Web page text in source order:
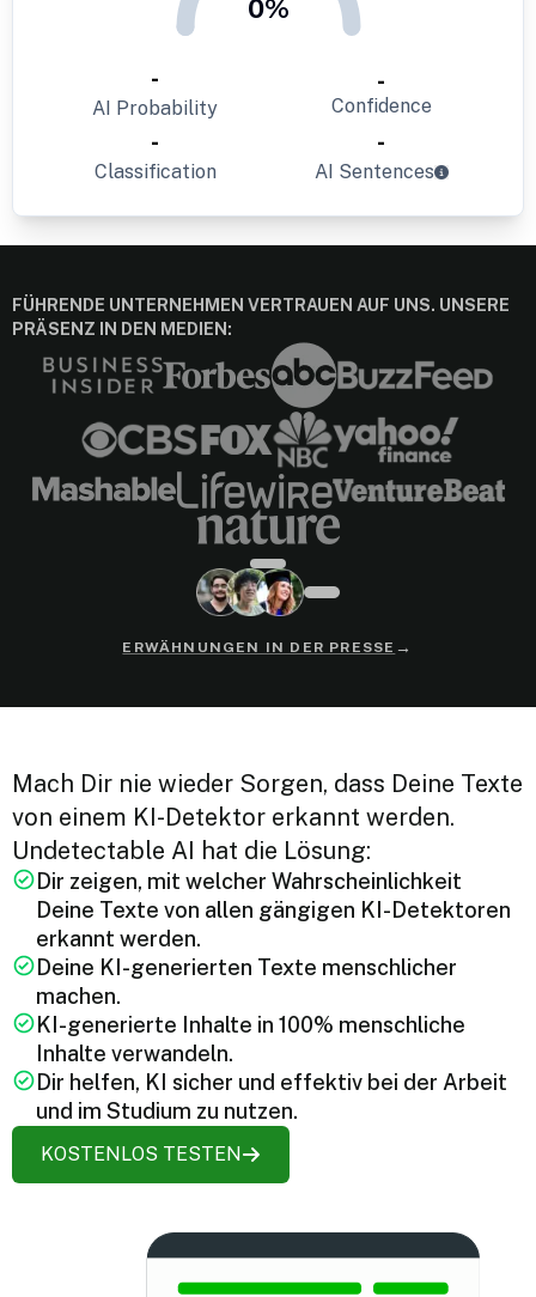
0%
-
AI Probability
-
Confidence
-
Classification
-
AI Sentences
FÜHRENDE UNTERNEHMEN VERTRAUEN AUF UNS. UNSERE
PRÄSENZ IN DEN MEDIEN:
ERWÄHNUNGEN IN DER PRESSE →
Mach Dir nie wieder Sorgen, dass Deine Texte
von einem KI-Detektor erkannt werden.
Undetectable AI hat die Lösung:
Dir zeigen, mit welcher Wahrscheinlichkeit
Deine Texte von allen gängigen KI-Detektoren
erkannt werden.
Deine KI-generierten Texte menschlicher
machen.
KI-generierte Inhalte in 100% menschliche
Inhalte verwandeln.
Dir helfen, KI sicher und effektiv bei der Arbeit
und im Studium zu nutzen.
KOSTENLOS TESTEN